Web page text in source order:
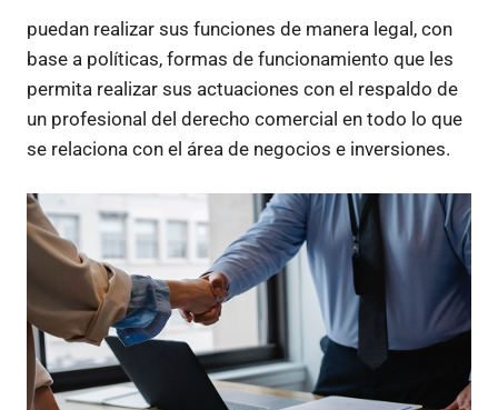
puedan realizar sus funciones de manera legal, con
base a políticas, formas de funcionamiento que les
permita realizar sus actuaciones con el respaldo de
un profesional del derecho comercial en todo lo que
se relaciona con el área de negocios e inversiones.